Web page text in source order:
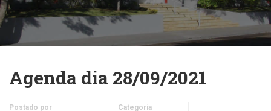
Agenda dia 28/09/2021
Postado por
Categoria